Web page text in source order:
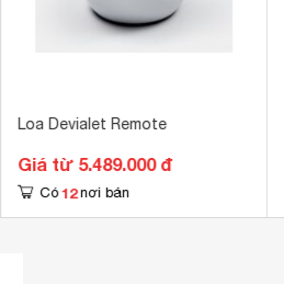
Loa Devialet Remote
Giá từ 5.489.000 đ
Có 12 nơi bán